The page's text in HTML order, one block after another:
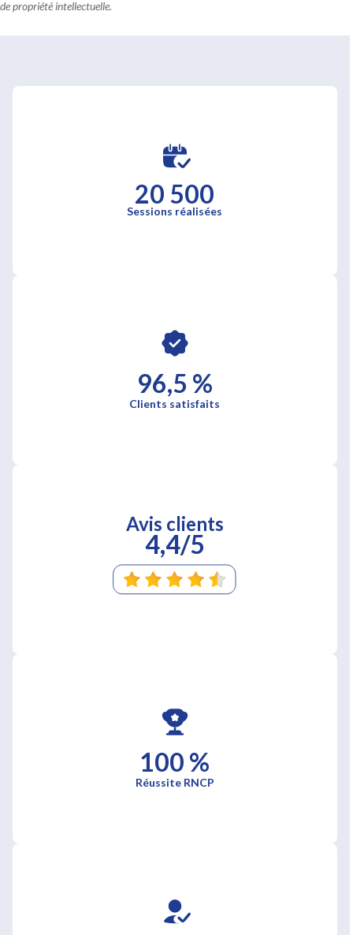
de propriété intellectuelle.
20 500
Sessions réalisées
96,5 %
Clients satisfaits
Avis clients
4,4/5
100 %
Réussite RNCP